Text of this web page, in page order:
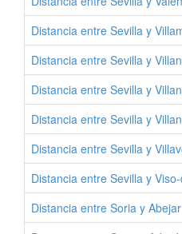
Distancia entre Sevilla y
Distancia entre Sevilla y
Distancia entre Sevilla y
Distancia entre Sevilla y
Distancia entre Sevilla y
Distancia entre Sevilla y
Distancia entre Soria y Abejar